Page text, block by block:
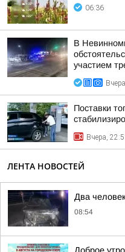
06:36
В
участием
Поставки
Вчера,
ЛЕНТА НОВОСТЕЙ
Два
08:54